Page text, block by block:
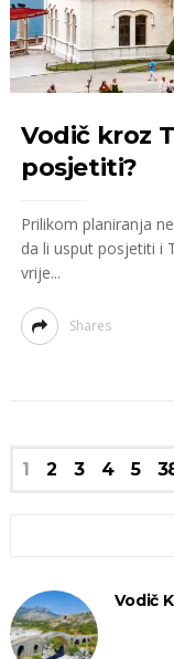
Vodič kroz
posjetiti?
Prilikom planiranja
da li usput posjetiti i
vrije...
Shares
1 2 3 4 5
Vodič